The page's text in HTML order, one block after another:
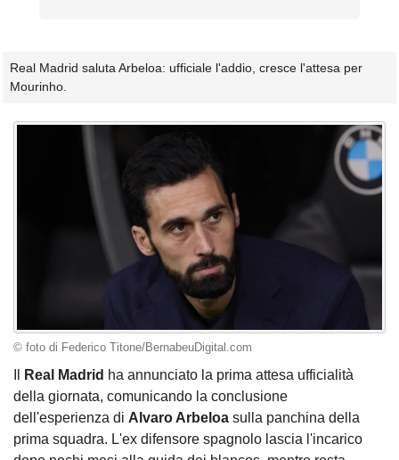
Real Madrid saluta Arbeloa: ufficiale l'addio, cresce l'attesa per
Mourinho.
© foto di Federico Titone/BernabeuDigital.com
Real Madrid ha annunciato la prima attesa ufficialità
della giornata, comunicando la conclusione
dell'esperienza di Alvaro Arbeloa sulla panchina della
prima squadra. L'ex difensore spagnolo lascia l'incarico